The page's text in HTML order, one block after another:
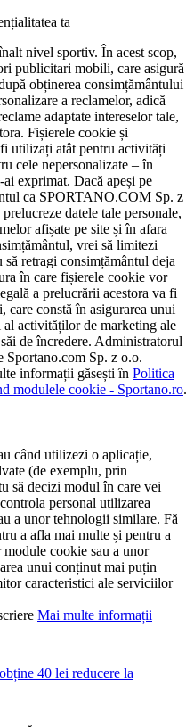
ta
nivel sportiv. În acest scop,
publicitari mobili, care asigură
obținerea consimțământului
a reclamelor, adică
adaptate intereselor tale,
Fișierele cookie și
utilizați atât pentru activități
cele nepersonalizate – în
exprimat. Dacă apeși pe
ca SPORTANO.COM Sp. z
datele tale personale,
afișate pe site și în afara
vrei să limitezi
retragi consimțământul deja
în care fișierele cookie vor
a prelucrării acestora va fi
constă în asigurarea unui
activităților de marketing ale
de încredere. Administratorul
Sportano.com Sp. z o.o.
informații găsești în Politica
modulele cookie - Sportano.ro.
când utilizezi o aplicație,
(de exemplu, prin
să decizi modul în care vei
personal utilizarea
a unor tehnologii similare. Fă
a afla mai multe și pentru a
cookie sau a unor
unui conținut mai puțin
caracteristici ale serviciilor
Mai multe informații
40 lei reducere la